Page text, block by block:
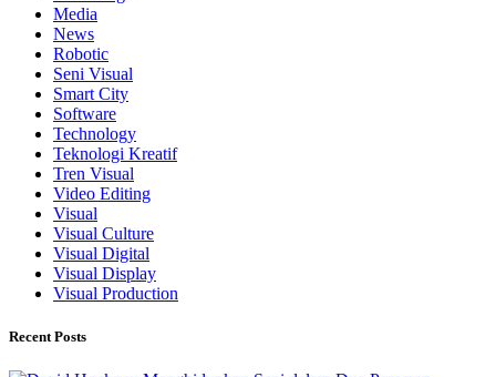
Media
News
Robotic
Seni Visual
Smart City
Software
Technology
Teknologi Kreatif
Tren Visual
Video Editing
Visual
Visual Culture
Visual Digital
Visual Display
Visual Production
Recent Posts